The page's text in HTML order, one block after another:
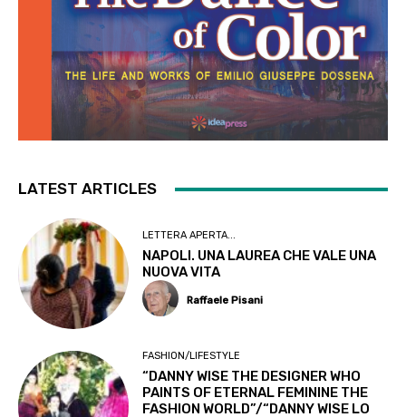
LATEST ARTICLES
LETTERA APERTA...
NAPOLI. UNA LAUREA CHE VALE UNA
NUOVA VITA
Raffaele Pisani
FASHION/LIFESTYLE
“DANNY WISE THE DESIGNER WHO
PAINTS OF ETERNAL FEMININE THE
FASHION WORLD”/“DANNY WISE LO